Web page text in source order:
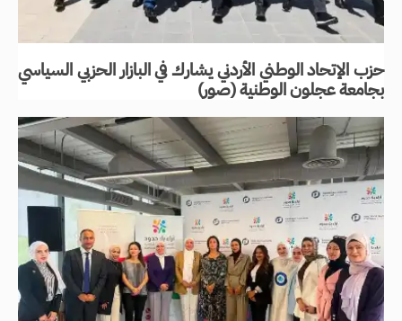
حزب الإتحاد الوطني الأردني يشارك في البازار الحزبي السياسي
بجامعة عجلون الوطنية (صور)